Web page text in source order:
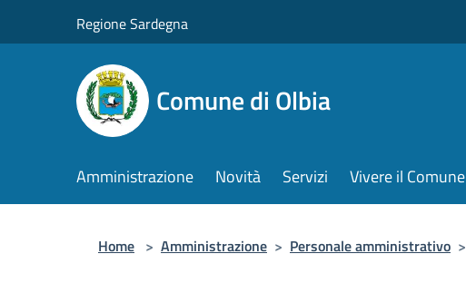
Regione Sardegna
Comune di Olbia
Amministrazione Novità Servizi Vivere il Comune
Home > Amministrazione > Personale amministrativo >